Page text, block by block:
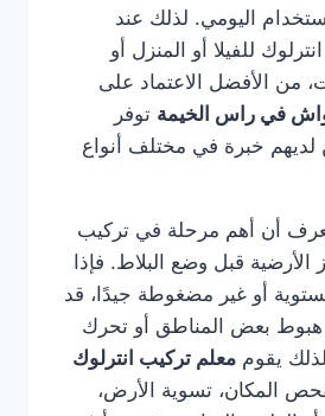
اليومي. لذلك عند
للفيلا أو المنزل أو
من الأفضل الاعتماد على
في راس الخيمة توفر
خبرة في مختلف أنواع
أن أهم مرحلة في تركيب
الأرضية قبل وضع البلاط. فإذا
أو غير مضغوطة جيدًا، قد
بعض المناطق أو تحرك
يقوم معلم تركيب انترلوك
المكان، تسوية الأرض،